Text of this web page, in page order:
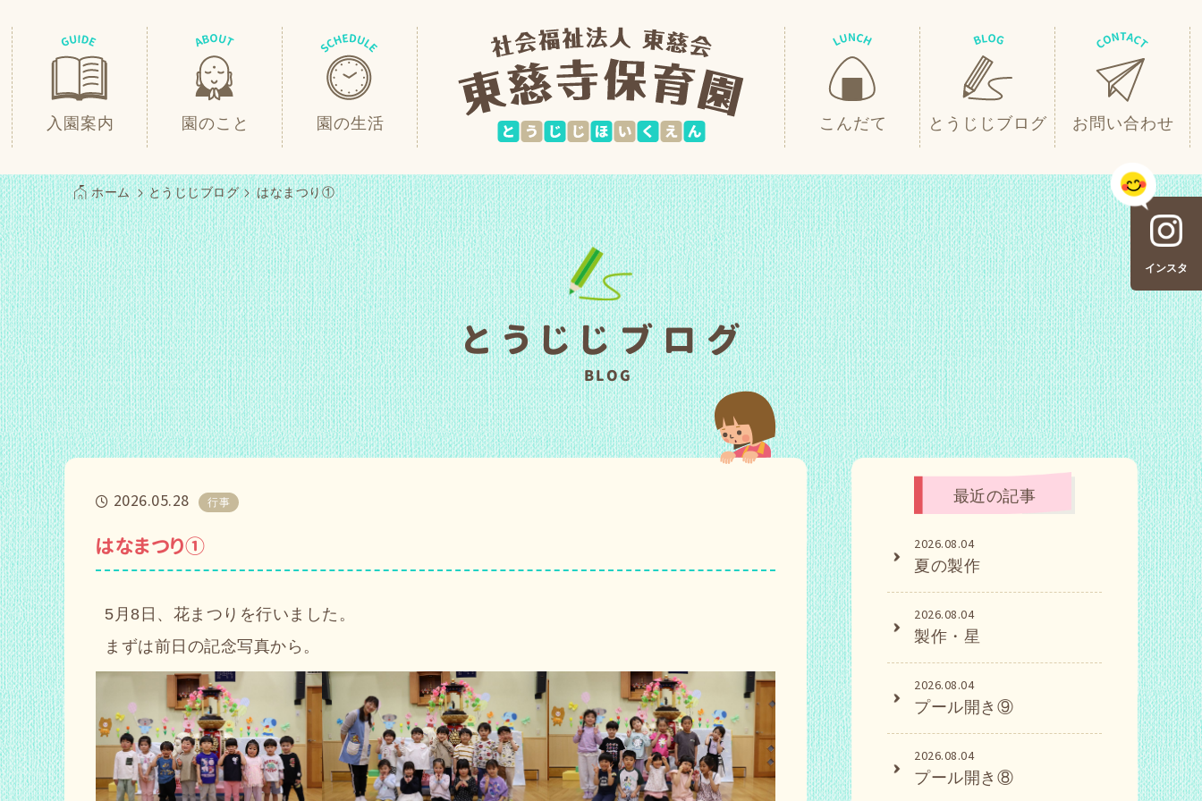
入園案内 園のこと 園の生活 こんだて とうじじブログ お問い合わせ
インスタ
ホーム とうじじブログ はなまつり①
とうじじブログ
BLOG
2026.05.28 行事
はなまつり①
5月8日、花まつりを行いました。
まずは前日の記念写真から。
最近の記事
2026.08.04
夏の製作
2026.08.04
製作・星
2026.08.04
プール開き⑨
2026.08.04
プール開き⑧